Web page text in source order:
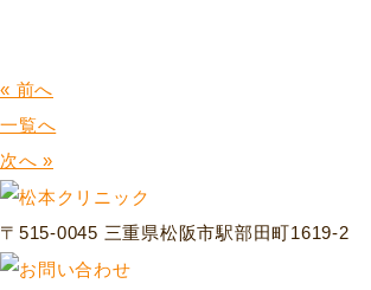
« 前へ
一覧へ
次へ »
〒515-0045 三重県松阪市駅部田町1619-2